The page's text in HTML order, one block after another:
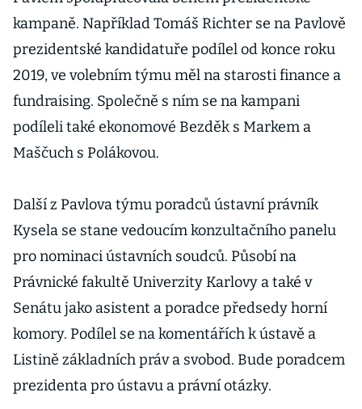
kampaně. Například Tomáš Richter se na Pavlově
prezidentské kandidatuře podílel od konce roku
2019, ve volebním týmu měl na starosti finance a
fundraising. Společně s ním se na kampani
podíleli také ekonomové Bezděk s Markem a
Maščuch s Polákovou.
Další z Pavlova týmu poradců ústavní právník
Kysela se stane vedoucím konzultačního panelu
pro nominaci ústavních soudců. Působí na
Právnické fakultě Univerzity Karlovy a také v
Senátu jako asistent a poradce předsedy horní
komory. Podílel se na komentářích k ústavě a
Listině základních práv a svobod. Bude poradcem
prezidenta pro ústavu a právní otázky.